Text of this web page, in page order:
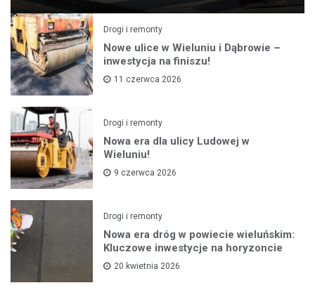
Drogi i remonty
Nowe ulice w Wieluniu i Dąbrowie –
inwestycja na finiszu!
11 czerwca 2026
Drogi i remonty
Nowa era dla ulicy Ludowej w
Wieluniu!
9 czerwca 2026
Drogi i remonty
Nowa era dróg w powiecie wieluńskim:
Kluczowe inwestycje na horyzoncie
20 kwietnia 2026